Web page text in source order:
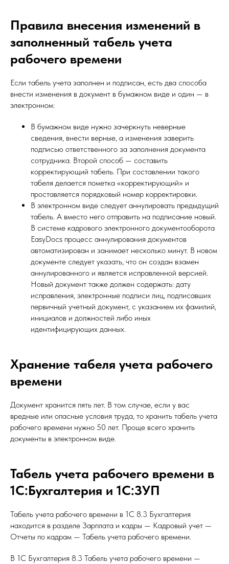
Правила внесения изменений в
заполненный табель учета
рабочего времени
Если табель учета заполнен и подписан, есть два способа
внести изменения в документ в бумажном виде и один — в
электронном:
В бумажном виде нужно зачеркнуть неверные
сведения, внести верные, а изменения заверить
подписью ответственного за заполнения документа
сотрудника. Второй способ — составить
корректирующий табель. При составлении такого
табеля делается пометка «корректирующий» и
проставляется порядковый номер корректировки.
В электронном виде следует аннулировать предыдущий
табель. А вместо него отправить на подписание новый.
В системе кадрового электронного документооборота
EasyDocs процесс аннулирования документов
автоматизирован и занимает несколько минут. В новом
документе следует указать, что он создан взамен
аннулированного и является исправленной версией.
Новый документ также должен содержать: дату
исправления, электронные подписи лиц, подписавших
первичный учетный документ, с указанием их фамилий,
инициалов и должностей либо иных
идентифицирующих данных.
Хранение табеля учета рабочего
времени
Документ хранится пять лет. В том случае, если у вас
вредные или опасные условия труда, то хранить табель учета
рабочего времени нужно 50 лет. Проще всего хранить
документы в электронном виде.
Табель учета рабочего времени в
1С:Бухгалтерия и 1С:ЗУП
Табель учета рабочего времени в 1С 8.3 Бухгалтерия
находится в разделе Зарплата и кадры — Кадровый учет —
Отчеты по кадрам — Табель учета рабочего времени.
В 1С Бухгалтерия 8.3 Табель учета рабочего времени —